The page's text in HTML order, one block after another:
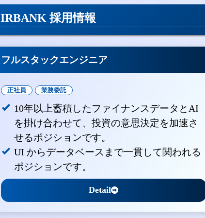
IRBANK 採用情報
フルスタックエンジニア
正社員 業務委託
10年以上蓄積したファイナンスデータとAI
を掛け合わせて、投資の意思決定を加速さ
せるポジションです。
UI からデータベースまで一貫して関われる
ポジションです。
Detail